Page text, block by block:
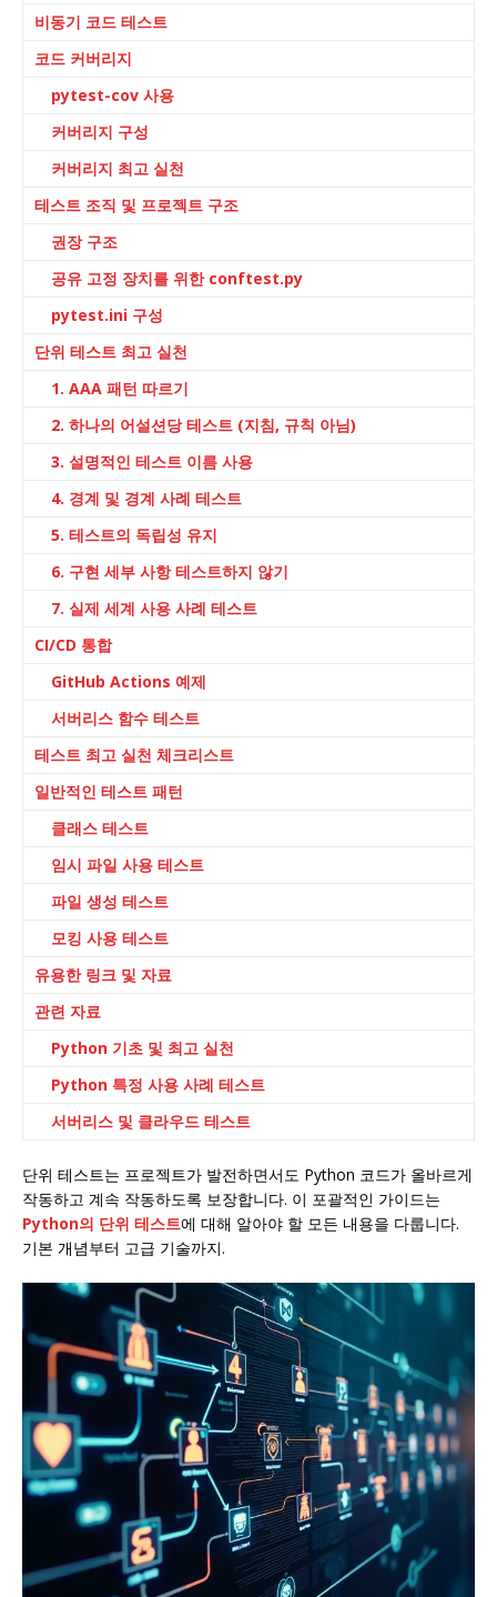
비동기 코드 테스트
코드 커버리지
pytest-cov 사용
커버리지 구성
커버리지 최고 실천
테스트 조직 및 프로젝트 구조
권장 구조
공유 고정 장치를 위한 conftest.py
pytest.ini 구성
단위 테스트 최고 실천
1. AAA 패턴 따르기
2. 하나의 어설션당 테스트 (지침, 규칙 아님)
3. 설명적인 테스트 이름 사용
4. 경계 및 경계 사례 테스트
5. 테스트의 독립성 유지
6. 구현 세부 사항 테스트하지 않기
7. 실제 세계 사용 사례 테스트
CI/CD 통합
GitHub Actions 예제
서버리스 함수 테스트
테스트 최고 실천 체크리스트
일반적인 테스트 패턴
클래스 테스트
임시 파일 사용 테스트
파일 생성 테스트
모킹 사용 테스트
유용한 링크 및 자료
관련 자료
Python 기초 및 최고 실천
Python 특정 사용 사례 테스트
서버리스 및 클라우드 테스트
단위 테스트는 프로젝트가 발전하면서도 Python 코드가 올바르게
작동하고 계속 작동하도록 보장합니다. 이 포괄적인 가이드는
Python의 단위 테스트에 대해 알아야 할 모든 내용을 다룹니다.
기본 개념부터 고급 기술까지.